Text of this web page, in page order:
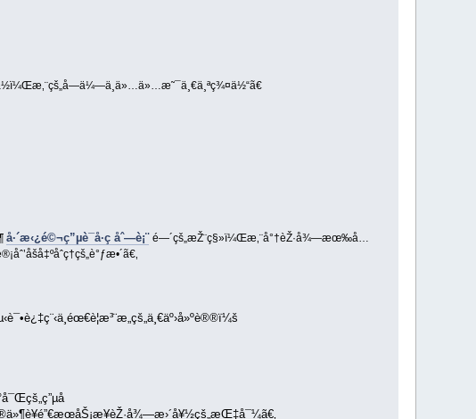
å·´æ‹¿é©¬ç”µè¯å·ç åˆ—è¡¨ é—´çš„æŽ¨ç§»ï¼Œæ‚¨å°†èŽ·å¾—æœ‰å…